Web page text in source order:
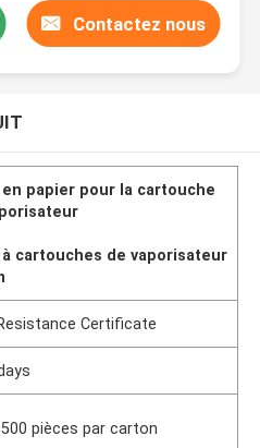
Contactez nous
papier pour la cartouche
cartouches de vaporisateur
Certificate
pièces par carton